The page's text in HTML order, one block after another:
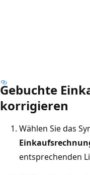
Gebuchte
korrigieren
Wählen Sie das
entsprechenden